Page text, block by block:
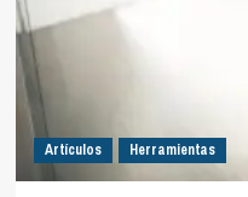
Artículos Herramientas